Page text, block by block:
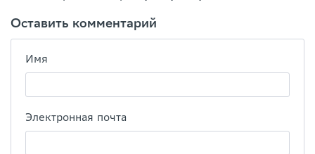
Оставить комментарий
Имя
Электронная почта